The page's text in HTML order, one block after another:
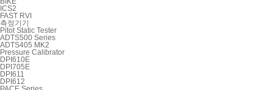
ICS2
FAST RVI
측정기기
Pitot Static Tester
ADTS500 Series
ADTS405 MK2
Pressure Calibrator
DPI610E
DPI705E
DPI611
DPI612